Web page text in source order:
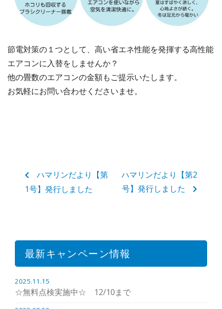
節電対策の１つとして、高い省エネ性能を発揮する高性能
エアコンに入替をしませんか？
他の畳数のエアコンの金額もご提示いたします。
お気軽にお問い合わせくださいませ。
ハマリンだより【第
1号】発行しました
ハマリンだより【第2
号】発行しました
最新キャンペーン情報
2025.11.15
☆無料点検実施中☆ 12/10まで